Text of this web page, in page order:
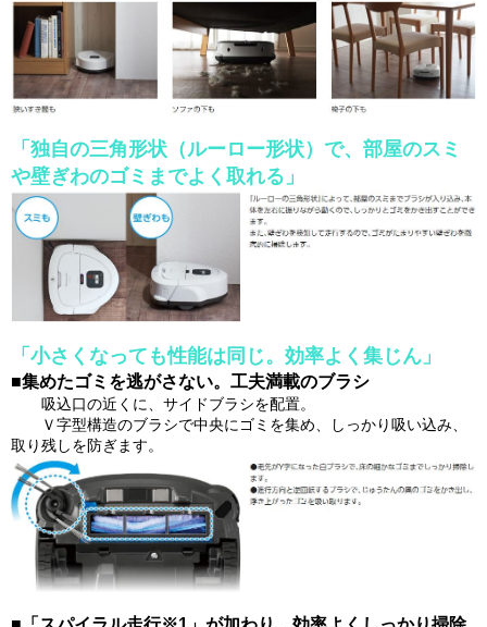
「独自の三角形状（ルーロー形状）で、部屋のスミ
や壁ぎわのゴミまでよく取れる」
「小さくなっても性能は同じ。効率よく集じん」
■集めたゴミを逃がさない。工夫満載のブラシ
吸込口の近くに、サイドブラシを配置。
Ｖ字型構造のブラシで中央にゴミを集め、しっかり吸い込み、
取り残しを防ぎます。